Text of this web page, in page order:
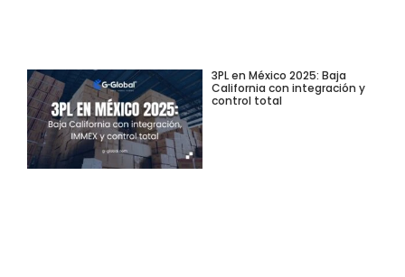
3PL en México 2025: Baja
California con integración y
control total